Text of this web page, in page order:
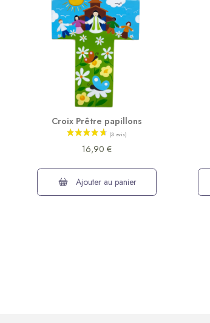
Croix Prêtre papillons
16,90 €
Ajouter au panier